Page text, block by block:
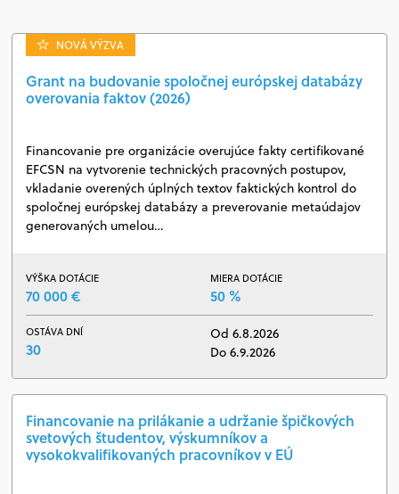
NOVÁ VÝZVA
Grant na budovanie spoločnej európskej databázy
overovania faktov (2026)
Financovanie pre organizácie overujúce fakty certifikované
EFCSN na vytvorenie technických pracovných postupov,
vkladanie overených úplných textov faktických kontrol do
spoločnej európskej databázy a preverovanie metaúdajov
generovaných umelou…
VÝŠKA DOTÁCIE
70 000 €
MIERA DOTÁCIE
50 %
OSTÁVA DNÍ
30
Od 6.8.2026
Do 6.9.2026
Financovanie na prilákanie a udržanie špičkových
svetových študentov, výskumníkov a
vysokokvalifikovaných pracovníkov v EÚ